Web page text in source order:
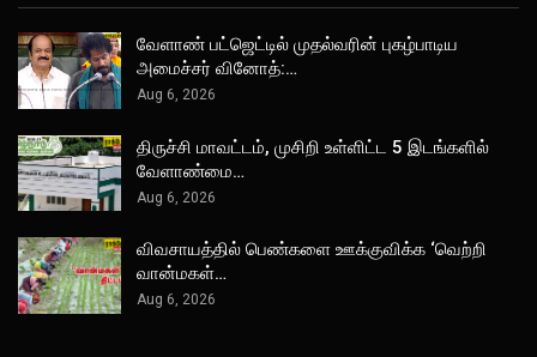
வேளாண் பட்ஜெட்டில் முதல்வரின் புகழ்பாடிய
அமைச்சர் வினோத்:…
Aug 6, 2026
திருச்சி மாவட்டம், முசிறி உள்ளிட்ட 5 இடங்களில்
வேளாண்மை…
Aug 6, 2026
விவசாயத்தில் பெண்களை ஊக்குவிக்க ‘வெற்றி
வான்மகள்…
Aug 6, 2026